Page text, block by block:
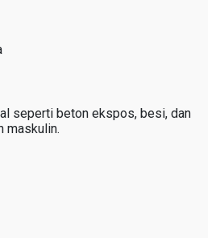
seperti beton ekspos, besi, dan
maskulin.